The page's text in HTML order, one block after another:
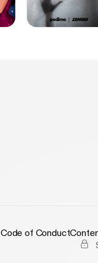
Code of Conduct